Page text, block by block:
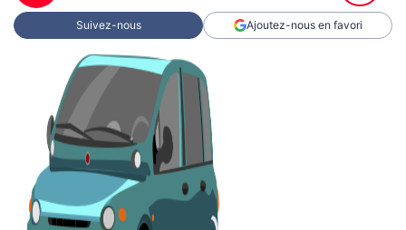
Suivez-nous Ajoutez-nous en favori